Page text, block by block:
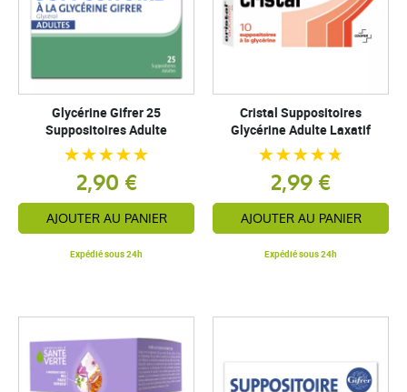
Glycérine Gifrer 25
Suppositoires Adulte
2,90 €
AJOUTER AU PANIER
Expédié sous 24h
Cristal Suppositoires
Glycérine Adulte Laxatif
2,99 €
AJOUTER AU PANIER
Expédié sous 24h